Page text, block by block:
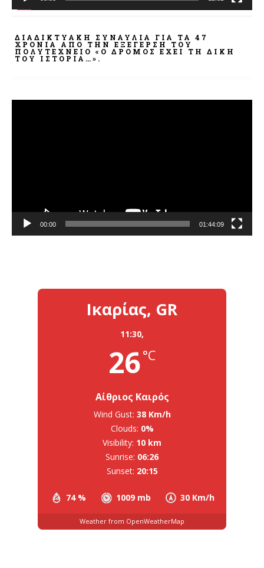
ΔΙΑΔΙΚΤΥΑΚΉ ΣΥΝΑΥΛΊΑ ΓΙΑ ΤΑ 47
ΧΡΌΝΙΑ ΑΠΌ ΤΗΝ ΕΞΈΓΕΡΣΗ ΤΟΥ
ΠΟΛΥΤΕΧΝΕΊΟ «Ο ΔΡΌΜΟΣ ΈΧΕΙ ΤΗ ΔΙΚΉ
ΤΟΥ ΙΣΤΟΡΊΑ…».
00:00 01:44:09
Ικαρίας, GR
11:30,
26°C
Αίθριος Καιρός
74 % 1009 mb 30 Km/h
Wind Gust: 38 Km/h
Clouds: 0%
Visibility: 10 km
Sunrise: 06:26
Sunset: 20:15
Weather from OpenWeatherMap